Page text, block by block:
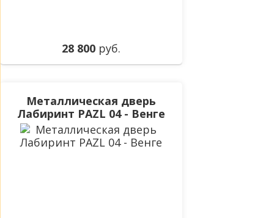
28 800 руб.
Металлическая дверь
Лабиринт PAZL 04 - Венге